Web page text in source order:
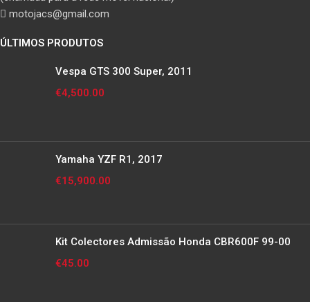
motojacs@gmail.com
ÚLTIMOS PRODUTOS
Vespa GTS 300 Super, 2011
€4,500.00
Yamaha YZF R1, 2017
€15,900.00
Kit Colectores Admissão Honda CBR600F 99-00
€45.00